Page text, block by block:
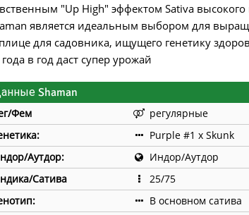
Seeds
Genetics
Green Bodhi
House of the Great Gardener
"Up High" эффектом Sativa высокого
является идеальным выбором для
для садовника, ищущего генетику
года в год даст супер урожай
Shaman
Фем
регулярные
Purple #1 x Skunk
Аутдор:
Индор/Аутдор
Сатива
25/75
В основном сатива